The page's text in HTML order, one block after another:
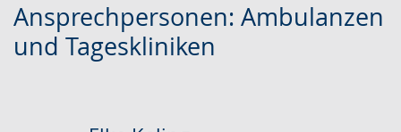
Ansprechpersonen: Ambulanzen
und Tageskliniken
Leichten
Sprache
Audio-
Unterstützung.
Video
in